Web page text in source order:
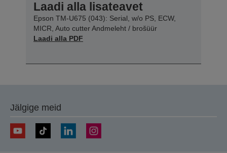
Laadi alla lisateavet
Epson TM-U675 (043): Serial, w/o PS, ECW,
MICR, Auto cutter Andmeleht / brošüür
Laadi alla PDF
Jälgige meid